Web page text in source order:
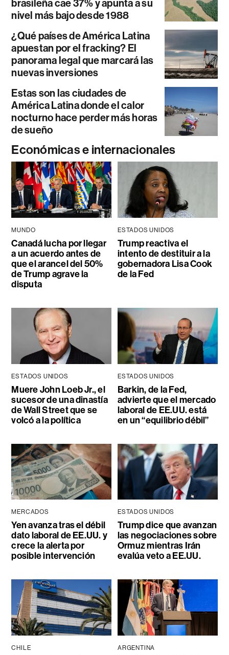
brasileña cae 37% y apunta a su
nivel más bajo desde 1988
¿Qué países de América Latina
apuestan por el fracking? El
panorama legal que marcará las
nuevas inversiones
Estas son las ciudades de
América Latina donde el calor
nocturno hace perder más horas
de sueño
Económicas e internacionales
MUNDO
Canadá lucha por llegar
a un acuerdo antes de
que el arancel del 50%
de Trump agrave la
disputa
ESTADOS UNIDOS
Trump reactiva el
intento de destituir a la
gobernadora Lisa Cook
de la Fed
ESTADOS UNIDOS
Muere John Loeb Jr., el
sucesor de una dinastía
de Wall Street que se
volcó a la política
ESTADOS UNIDOS
Barkin, de la Fed,
advierte que el mercado
laboral de EE.UU. está
en un “equilibrio débil”
MERCADOS
Yen avanza tras el débil
dato laboral de EE.UU. y
crece la alerta por
posible intervención
ESTADOS UNIDOS
Trump dice que avanzan
las negociaciones sobre
Ormuz mientras Irán
evalúa veto a EE.UU.
CHILE ARGENTINA